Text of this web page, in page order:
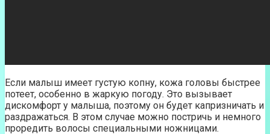
Если малыш имеет густую копну, кожа головы быстрее
потеет, особенно в жаркую погоду. Это вызывает
дискомфорт у малыша, поэтому он будет капризничать и
раздражаться. В этом случае можно постричь и немного
проредить волосы специальными ножницами.